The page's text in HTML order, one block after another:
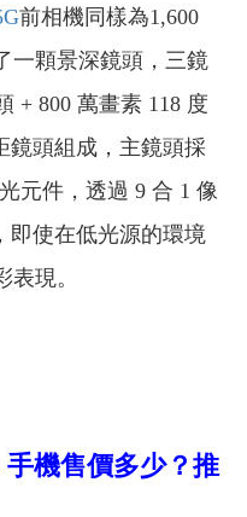
前相機同樣為1,600
一顆景深鏡頭，三鏡
+ 800 萬畫素 118 度
鏡頭組成，主鏡頭採
元件，透過 9 合 1 像
即使在低光源的環境
現。
手機售價多少？推